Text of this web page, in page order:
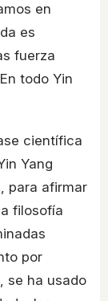
en
es
fuerza
todo Yin
científica
Yang
para afirmar
filosofía
por
se ha usado